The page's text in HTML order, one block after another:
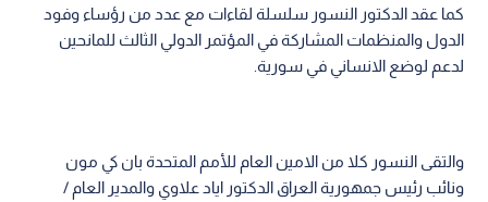
كما عقد الدكتور النسور سلسلة لقاءات مع عدد من رؤساء وفود
الدول والمنظمات المشاركة في المؤتمر الدولي الثالث للمانحين
لدعم لوضع الانساني في سورية.
والتقى النسور كلا من الامين العام للأمم المتحدة بان كي مون
ونائب رئيس جمهورية العراق الدكتور اياد علاوي والمدير العام /